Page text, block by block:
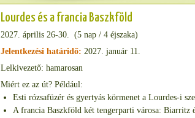
Lourdes és a francia Baszkföld
2027. április 26-30. (5 nap / 4 éjszaka)
Jelentkezési határidő: 2027. január 11.
Lelkivezető: hamarosan
Miért ez az út? Például:
Esti rózsafüzér és gyertyás körmenet a Lourdes-i
A francia Baszkföld két tengerparti városa: Biarritz